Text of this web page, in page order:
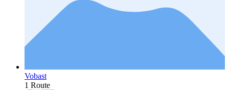
Vobast
1 Route